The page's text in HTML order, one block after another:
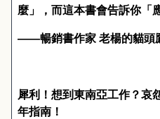
麼」，而這本書會告訴你「
——暢銷書作家 老楊的貓頭
犀利！想到東南亞工作？哀
年指南！